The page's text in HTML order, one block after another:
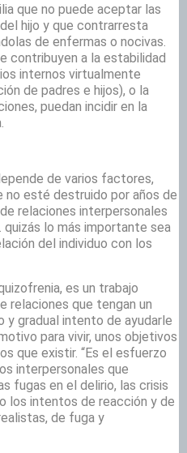
que no puede aceptar las
hijo y que contrarresta
de enfermas o nocivas.
contribuyen a la estabilidad
internos virtualmente
de padres e hijos), o la
puedan incidir en la
de varios factores,
esté destruido por años de
relaciones interpersonales
lo más importante sea
del individuo con los
es un trabajo
relaciones que tengan un
gradual intento de ayudarle
para vivir, unos objetivos
que existir. “Es el esfuerzo
interpersonales que
fugas en el delirio, las crisis
los intentos de reacción y de
de fuga y